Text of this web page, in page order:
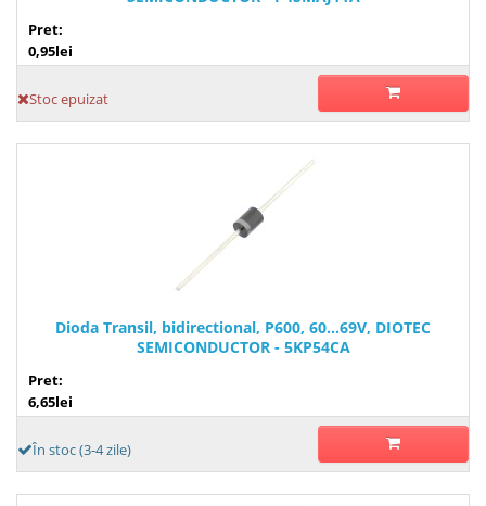
Pret:
0,95lei
Stoc epuizat
Dioda Transil, bidirectional, P600, 60...69V, DIOTEC
SEMICONDUCTOR - 5KP54CA
Pret:
6,65lei
În stoc (3-4 zile)